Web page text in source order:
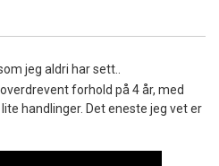
jeg aldri har sett..
forhold på 4 år, med
handlinger. Det eneste jeg vet er